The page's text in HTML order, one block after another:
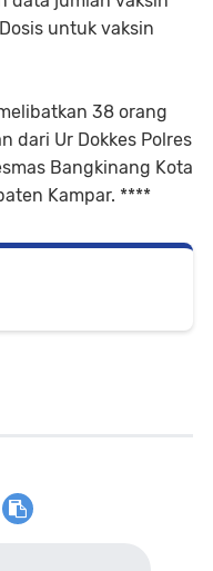
untuk vaksin
38 orang
dari Ur Dokkes Polres
Bangkinang Kota
Kampar. ****